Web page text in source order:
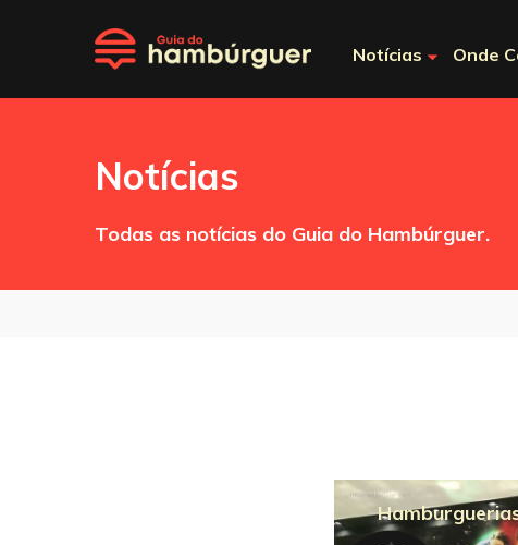
Notícias Onde
Notícias
Todas as notícias do Guia do Hambúrguer.